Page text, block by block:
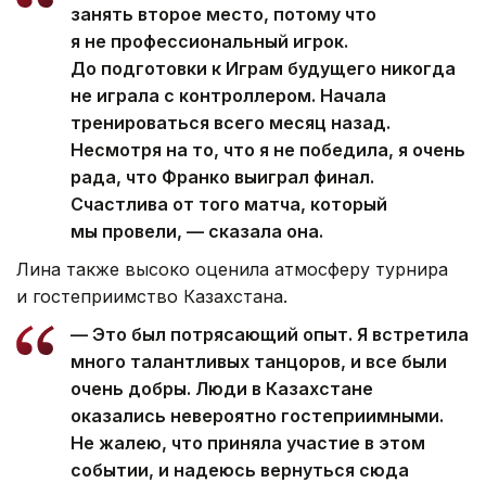
занять второе место, потому что
я не профессиональный игрок.
До подготовки к Играм будущего никогда
не играла с контроллером. Начала
тренироваться всего месяц назад.
Несмотря на то, что я не победила, я очень
рада, что Франко выиграл финал.
Счастлива от того матча, который
мы провели, — сказала она.
Лина также высоко оценила атмосферу турнира
и гостеприимство Казахстана.
— Это был потрясающий опыт. Я встретила
много талантливых танцоров, и все были
очень добры. Люди в Казахстане
оказались невероятно гостеприимными.
Не жалею, что приняла участие в этом
событии, и надеюсь вернуться сюда